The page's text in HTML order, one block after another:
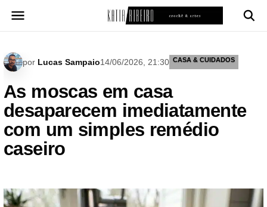
para
por Lucas Sampaio14/06/2026, 21:30 CASA & CUIDADOS
As moscas em casa
desaparecem imediatamente
com um simples remédio
caseiro